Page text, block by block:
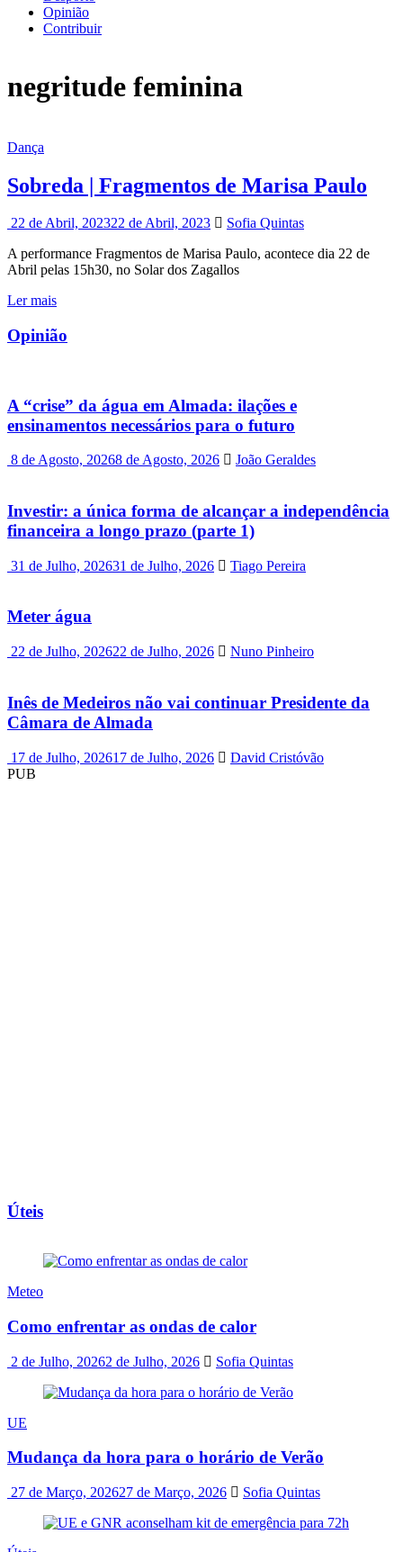
Opinião
Contribuir
negritude feminina
Dança
Sobreda | Fragmentos de Marisa Paulo
22 de Abril, 202322 de Abril, 2023
Sofia Quintas
A performance Fragmentos de Marisa Paulo, acontece dia 22 de
Abril pelas 15h30, no Solar dos Zagallos
Ler mais
Opinião
A “crise” da água em Almada: ilações e
ensinamentos necessários para o futuro
8 de Agosto, 20268 de Agosto, 2026 João Geraldes
Investir: a única forma de alcançar a independência
financeira a longo prazo (parte 1)
31 de Julho, 202631 de Julho, 2026 Tiago Pereira
Meter água
22 de Julho, 202622 de Julho, 2026 Nuno Pinheiro
Inês de Medeiros não vai continuar Presidente da
Câmara de Almada
17 de Julho, 202617 de Julho, 2026
David Cristóvão
PUB
Úteis
Meteo
Como enfrentar as ondas de calor
2 de Julho, 20262 de Julho, 2026 Sofia Quintas
UE
Mudança da hora para o horário de Verão
27 de Março, 202627 de Março, 2026 Sofia Quintas